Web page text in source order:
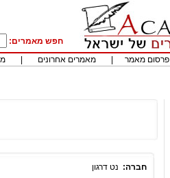
חפש מאמרים:
פרסום מאמר מאמרים אחרונים
חברה: נט דרגון